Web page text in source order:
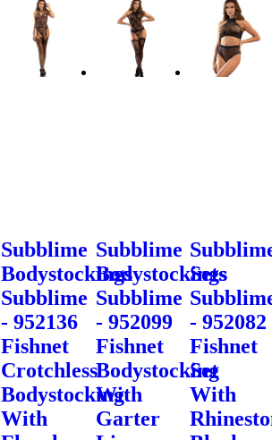
Subblime
Bodystockings
Subblime
- 952136
Fishnet
Crotchless
Bodystocking
With
Subblime
Bodystockings
Subblime
- 952099
Fishnet
Bodystocking
With
Garter
Sets
- 952082
Fishnet
Set
With